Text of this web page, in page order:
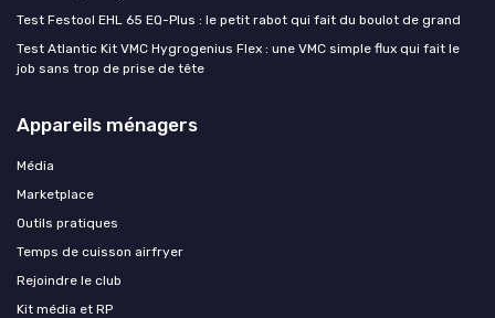
Test Festool EHL 65 EQ-Plus : le petit rabot qui fait du boulot de grand
Test Atlantic Kit VMC Hygrogenius Flex : une VMC simple flux qui fait le
job sans trop de prise de tête
Appareils ménagers
Média
Marketplace
Outils pratiques
Temps de cuisson airfryer
Rejoindre le club
Kit média et RP